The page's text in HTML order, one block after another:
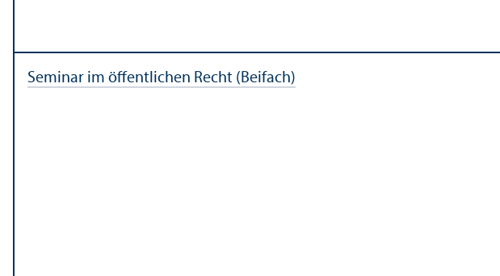
Seminar im öffentlichen Recht (Beifach)